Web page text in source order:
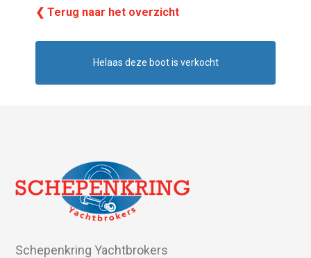
❮ Terug naar het overzicht
Helaas deze boot is verkocht
Schepenkring Yachtbrokers